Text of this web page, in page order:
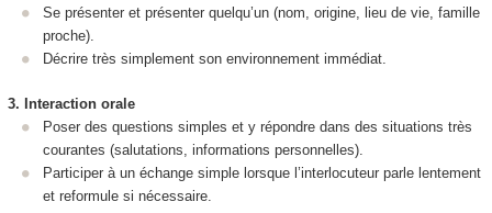
Se présenter et présenter quelqu’un (nom, origine, lieu de vie, famille
proche).
Décrire très simplement son environnement immédiat.
3. Interaction orale
Poser des questions simples et y répondre dans des situations très
courantes (salutations, informations personnelles).
Participer à un échange simple lorsque l’interlocuteur parle lentement
et reformule si nécessaire.